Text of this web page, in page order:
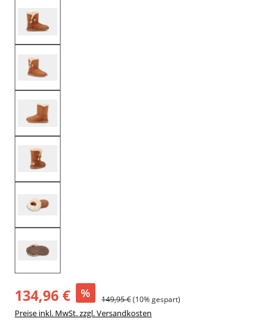
134,96 € % 149,95 €(10% gespart)
Preise inkl. MwSt. zzgl. Versandkosten